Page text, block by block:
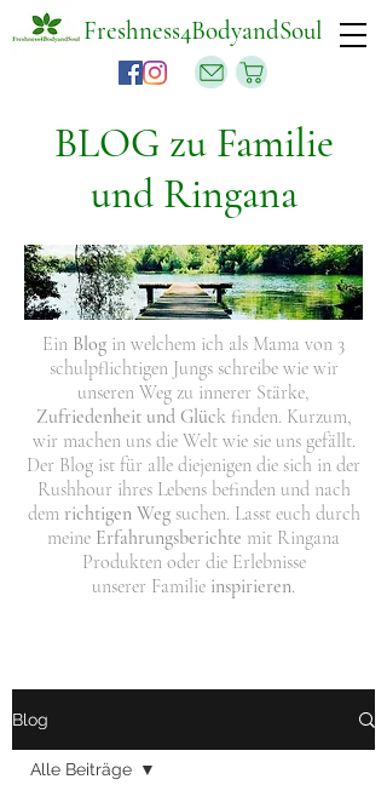
Freshness4BodyandSoul
BLOG zu Familie
und Ringana
Ein Blog in welchem ich als Mama von 3
schulpflichtigen Jungs schreibe wie wir
unseren Weg zu innerer Stärke,
Zufriedenheit und Glück finden. Kurzum,
wir machen uns die Welt wie sie uns gefällt.
Der Blog ist für alle diejenigen die sich in der
Rushhour ihres Lebens befinden und nach
dem richtigen Wegsuchen. Lasst euch durch
meine Erfahrungsberichte mit Ringana
Produkten oder die Erlebnisse
unserer Familie inspirieren.
Blog
Alle Beiträge